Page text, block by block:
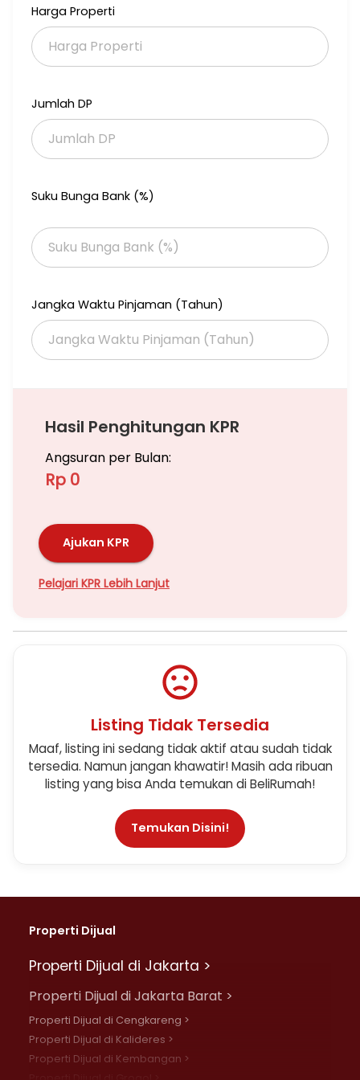
Harga Properti
Jumlah DP
Suku Bunga Bank (%)
Jangka Waktu Pinjaman (Tahun)
Hasil Penghitungan KPR
Angsuran per Bulan:
Rp 0
Ajukan KPR
Pelajari KPR Lebih Lanjut
Listing Tidak Tersedia
Maaf, listing ini sedang tidak aktif atau sudah tidak
tersedia. Namun jangan khawatir! Masih ada ribuan
listing yang bisa Anda temukan di BeliRumah!
Temukan Disini!
Properti Dijual
Properti Dijual di Jakarta >
Properti Dijual di Jakarta Barat >
Properti Dijual di Cengkareng >
Properti Dijual di Kalideres >
Properti Dijual di Kembangan >